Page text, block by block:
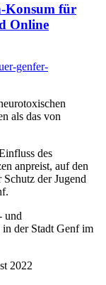
Konsum für
Online
als das von
des
anpreist, auf den
der Jugend
und
der Stadt Genf im
2022